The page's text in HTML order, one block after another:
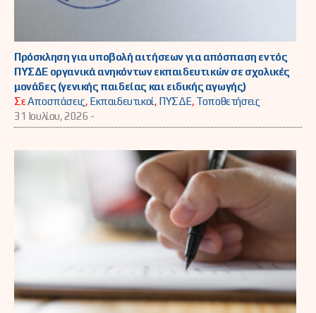
Πρόσκληση για υποβολή αιτήσεων για απόσπαση εντός
ΠΥΣΔΕ οργανικά ανηκόντων εκπαιδευτικών σε σχολικές
μονάδες (γενικής παιδείας και ειδικής αγωγής)
ΣεΑποσπάσεις, Εκπαιδευτικοί, ΠΥΣΔΕ, Τοποθετήσεις
31 Ιουλίου, 2026 -